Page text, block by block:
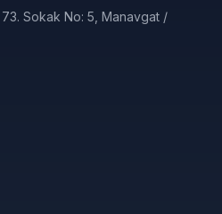
Sokak No: 5, Manavgat /